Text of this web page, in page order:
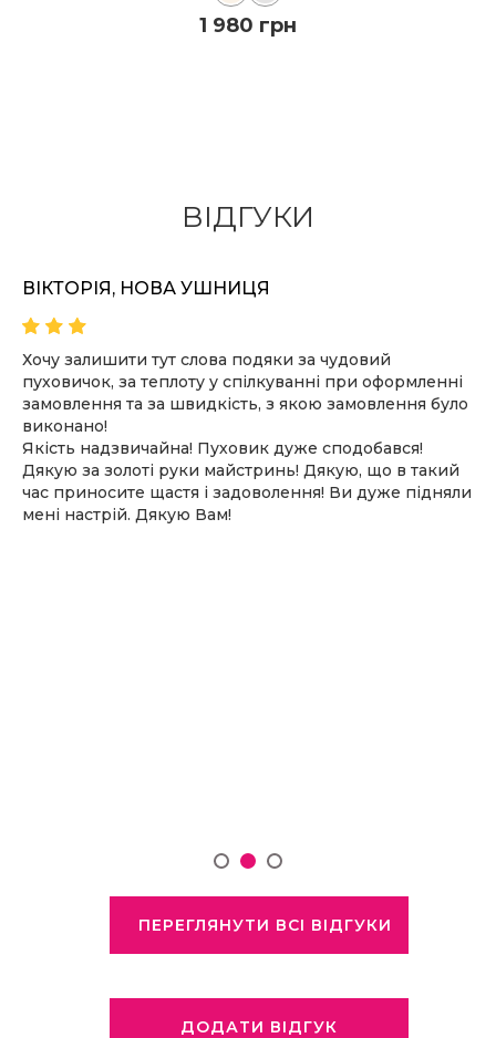
ПОДРОБИЦI
1 980 грн
ВІДГУКИ
ВІКТОРІЯ, НОВА УШНИЦЯ
Хочу залишити тут слова подяки за чудовий
пуховичок, за теплоту у спілкуванні при оформленні
замовлення та за швидкість, з якою замовлення було
виконано!
Якість надзвичайна! Пуховик дуже сподобався!
Дякую за золоті руки майстринь! Дякую, що в такий
час приносите щастя і задоволення! Ви дуже підняли
мені настрій. Дякую Вам!
ПЕРЕГЛЯНУТИ ВСІ ВІДГУКИ
ДОДАТИ ВІДГУК